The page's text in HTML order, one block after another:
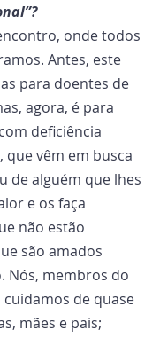
onde todos
Antes, este
para doentes de
agora, é para
deficiência
que vêm em busca
de alguém que lhes
e os faça
não estão
são amados
Nós, membros do
cuidamos de quase
mães e pais;